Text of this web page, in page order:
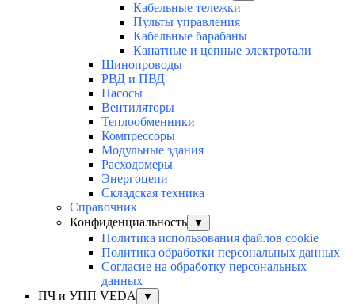
Кабельные тележки
Пульты управления
Кабельные барабаны
Канатные и цепные электротали
Шинопроводы
РВД и ПВД
Насосы
Вентиляторы
Теплообменники
Компрессоры
Модульные здания
Расходомеры
Энергоцепи
Складская техника
Справочник
Конфиденциальность
▼
Политика использования файлов cookie
Политика обработки персональных данных
Согласие на обработку персональных
данных
ПЧ и УПП VEDA
▼